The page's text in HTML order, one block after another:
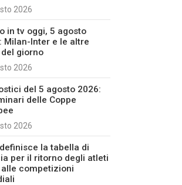
2026
in tv oggi, 5 agosto
Milan-Inter e le altre
giorno
2026
del 5 agosto 2026:
delle Coppe
2026
definisce la tabella di
per il ritorno degli atleti
competizioni